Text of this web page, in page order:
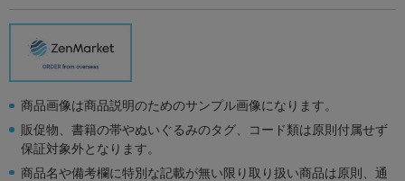
商品画像は商品説明のためのサンプル画像になります。
販促物、書籍の帯やぬいぐるみのタグ、コード類は原則付属せず
保証対象外となります。
商品名や備考欄に特別な記載が無い限り取り扱い商品は原則、通